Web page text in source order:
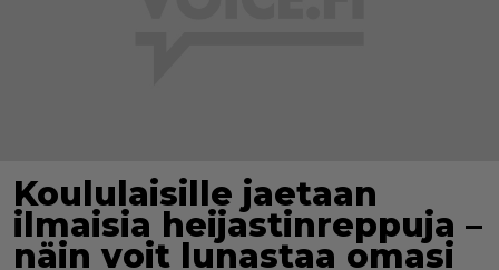
Koululaisille jaetaan
ilmaisia heijastinreppuja –
näin voit lunastaa omasi